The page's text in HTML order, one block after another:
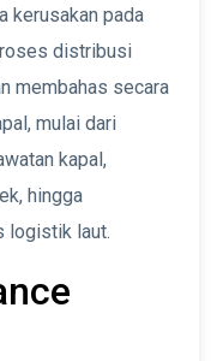
kerusakan pada
distribusi
membahas secara
mulai dari
kapal,
hingga
logistik laut.